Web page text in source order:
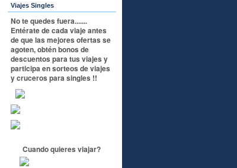
Viajes Singles
No te quedes fuera.......
Entérate de cada viaje antes
de que las mejores ofertas se
agoten, obtén bonos de
descuentos para tus viajes y
participa en sorteos de viajes
y cruceros para singles !!
Cuando quieres viajar?